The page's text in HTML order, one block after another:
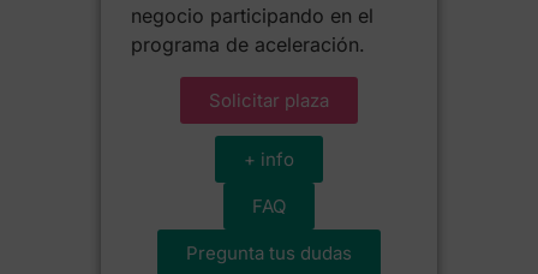
negocio participando en el
programa de aceleración.
Solicitar plaza
+ info
FAQ
Pregunta tus dudas